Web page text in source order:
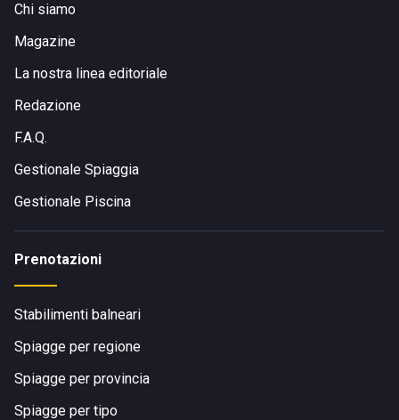
Chi siamo
Magazine
La nostra linea editoriale
Redazione
F.A.Q.
Gestionale Spiaggia
Gestionale Piscina
Prenotazioni
Stabilimenti balneari
Spiagge per regione
Spiagge per provincia
Spiagge per tipo